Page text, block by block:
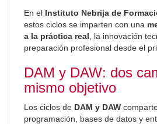
En el Instituto Nebrija de
estos ciclos se imparten con una
a la práctica real , la innovación
preparación profesional desde el
DAM y DAW: dos
mismo objetivo
Los ciclos de DAM y DAW
programación, bases de datos y